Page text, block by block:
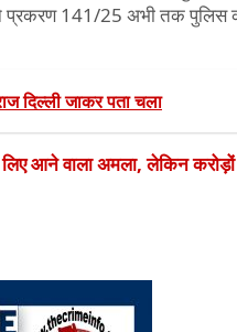
प्रकरण 141/25 अभी तक पुलिस
दिल्ली जाकर पता चला
आने वाला अमला, लेकिन